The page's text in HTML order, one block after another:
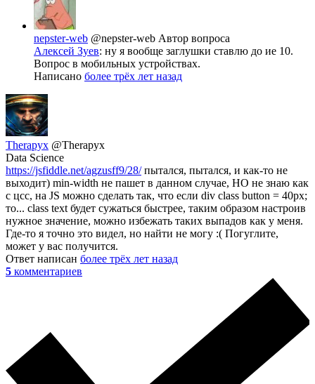
nepster-web @nepster-web Автор вопроса
Алексей Зуев: ну я вообще заглушки ставлю до ие 10.
Вопрос в мобильных устройствах.
Написано более трёх лет назад
Therapyx @Therapyx
Data Science
https://jsfiddle.net/agzusff9/28/пытался, пытался, и как-то не
выходит) min-width не пашет в данном случае, НО не знаю как
с цсс, на JS можно сделать так, что если div class button = 40px;
то... class text будет сужаться быстрее, таким образом настроив
нужное значение, можно избежать таких выпадов как у меня.
Где-то я точно это видел, но найти не могу :( Погуглите,
может у вас получится.
Ответ написан более трёх лет назад
5 комментариев